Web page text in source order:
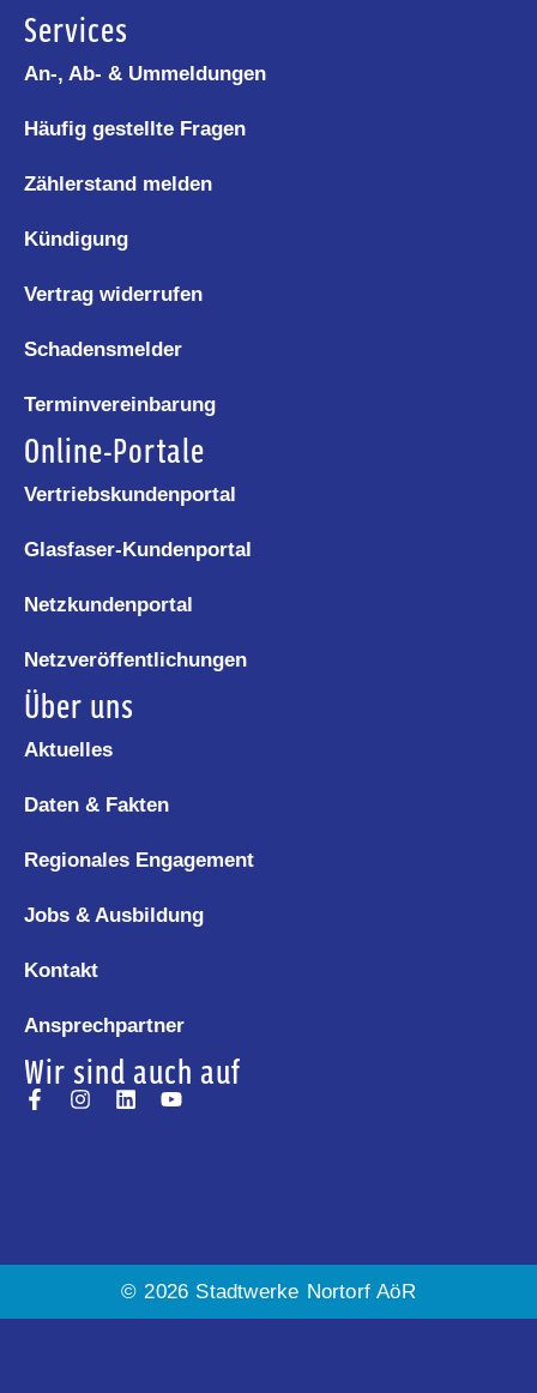
Services
An-, Ab- & Ummeldungen
Häufig gestellte Fragen
Zählerstand melden
Kündigung
Vertrag widerrufen
Schadensmelder
Terminvereinbarung
Online-Portale
Vertriebskundenportal
Glasfaser-Kundenportal
Netzkundenportal
Netzveröffentlichungen
Über uns
Aktuelles
Daten & Fakten
Regionales Engagement
Jobs & Ausbildung
Kontakt
Ansprechpartner
Wir sind auch auf
© 2026 Stadtwerke Nortorf AöR